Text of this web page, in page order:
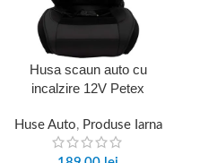
Husa scaun auto cu
incalzire 12V Petex
bricheta
Huse Auto, Produse Iarna